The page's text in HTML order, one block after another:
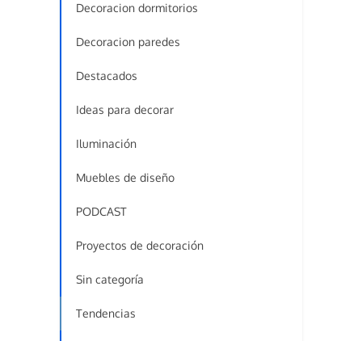
Decoracion dormitorios
Decoracion paredes
Destacados
Ideas para decorar
Iluminación
Muebles de diseño
PODCAST
Proyectos de decoración
Sin categoría
Tendencias